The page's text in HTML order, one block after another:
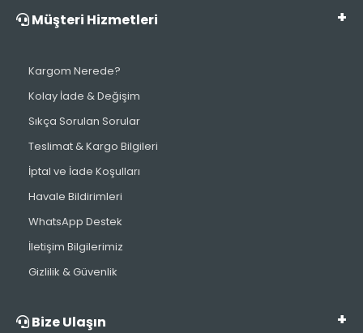
Müşteri Hizmetleri
Kargom Nerede?
Kolay İade & Değişim
Sıkça Sorulan Sorular
Teslimat & Kargo Bilgileri
İptal ve İade Koşulları
Havale Bildirimleri
WhatsApp Destek
İletişim Bilgilerimiz
Gizlilik & Güvenlik
Bize Ulaşın